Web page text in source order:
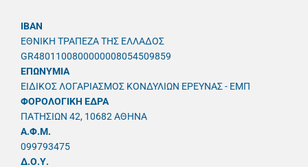
IBAN
ΕΘΝΙΚΗ ΤΡΑΠΕΖΑ ΤΗΣ ΕΛΛΑΔΟΣ
GR4801100800000008054509859
ΕΠΩΝΥΜΙΑ
ΕΙΔΙΚΟΣ ΛΟΓΑΡΙΑΣΜΟΣ ΚΟΝΔΥΛΙΩΝ ΕΡΕΥΝΑΣ - ΕΜΠ
ΦΟΡΟΛΟΓΙΚΗ ΕΔΡΑ
ΠΑΤΗΣΙΩΝ 42, 10682 ΑΘΗΝΑ
A.Φ.Μ.
099793475
Δ.Ο.Υ.